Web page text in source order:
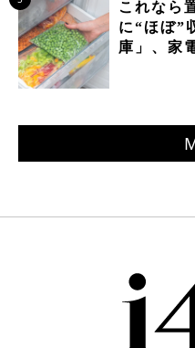
これなら
に“ほぼ”
庫」、家